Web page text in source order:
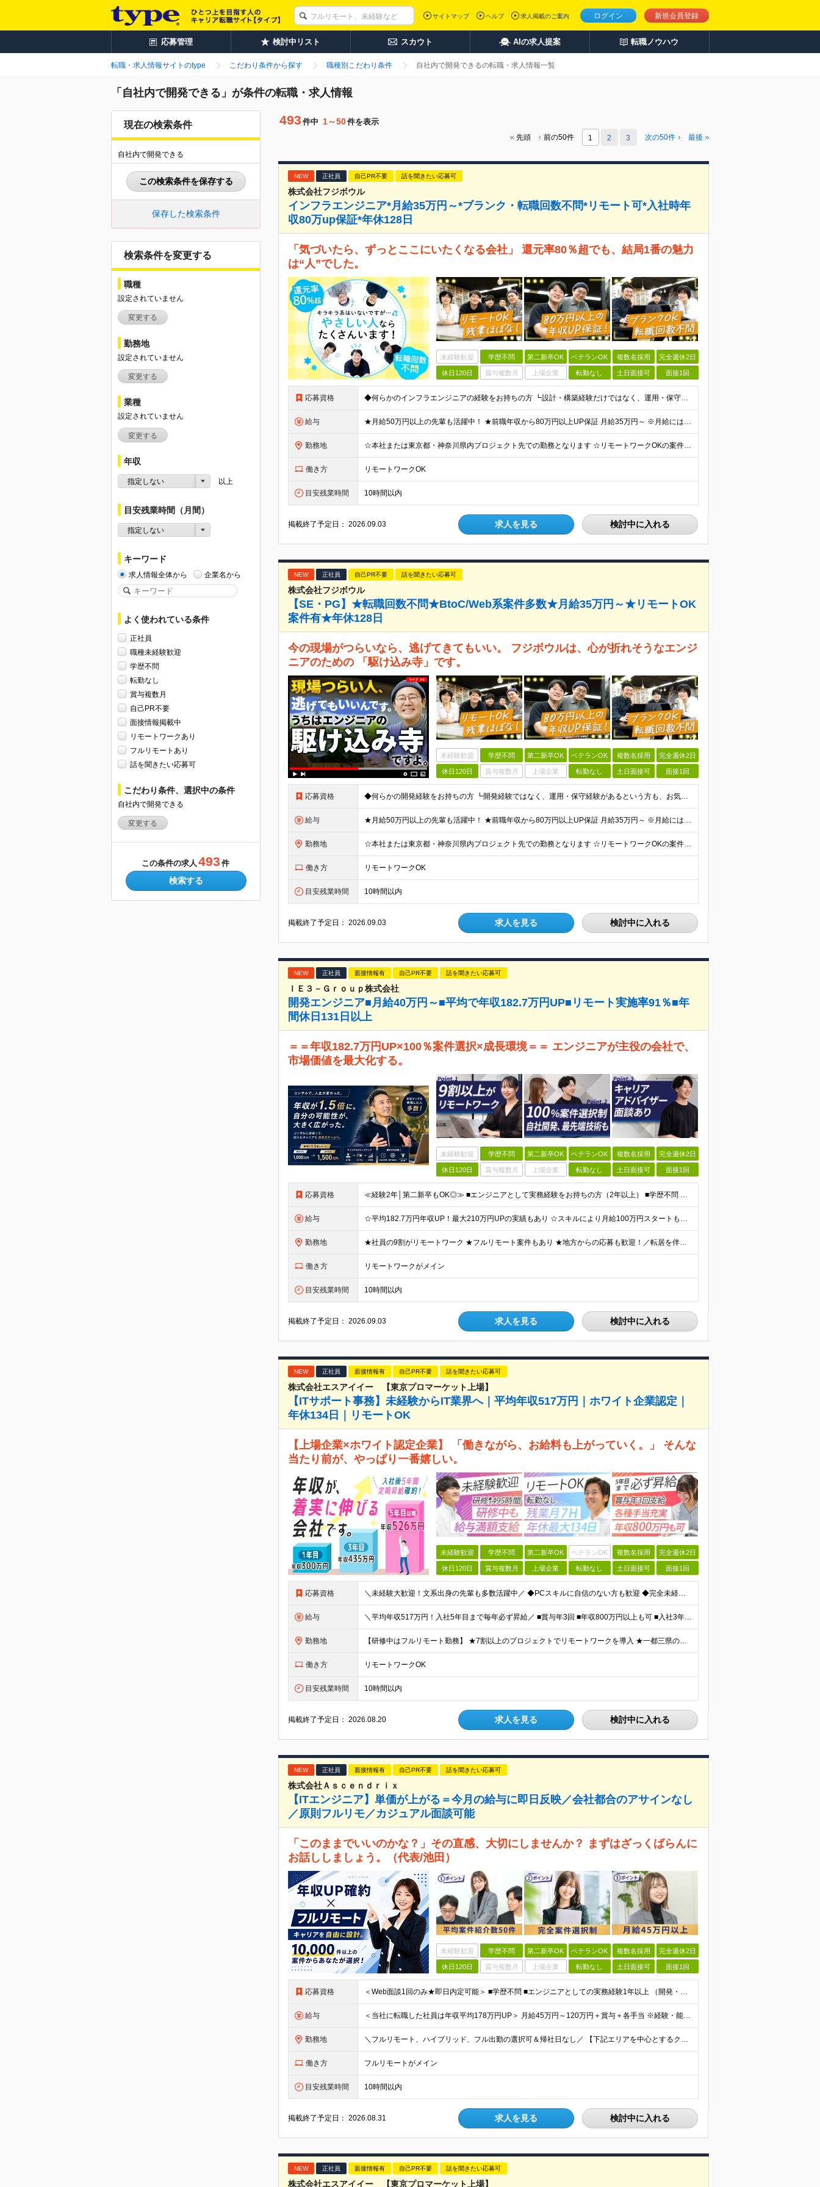
ログイン 新規会員登録
サイトマップ ヘルプ 求人掲載のご案内
応募管理 検討中リスト スカウト AIの求人提案 転職ノウハウ
転職・求人情報サイトのtype こだわり条件から探す 職種別こだわり条件 自社内で開発できるの転職・求人情報一覧
「自社内で開発できる」が条件の転職・求人情報
現在の検索条件
自社内で開発できる
この検索条件を保存する
保存した検索条件
検索条件を変更する
職種
設定されていません
変更する
勤務地
設定されていません
変更する
業種
設定されていません
変更する
年収
指定しない 以上
目安残業時間（月間）
指定しない
キーワード
求人情報全体から 企業名から
よく使われている条件
正社員
職種未経験歓迎
学歴不問
転勤なし
賞与複数月
自己PR不要
面接情報掲載中
リモートワークあり
フルリモートあり
話を聞きたい応募可
こだわり条件、選択中の条件
自社内で開発できる
変更する
この条件の求人 493 件
検索する
493 件中 1～50件を表示
先頭 前の50件 1 2 3 次の50件 最後
NEW 正社員 自己PR不要 話を聞きたい応募可
株式会社フジボウル
インフラエンジニア*月給35万円～*ブランク・転職回数不問*リモート可*入社時年
収80万up保証*年休128日
「気づいたら、ずっとここにいたくなる会社」 還元率80％超でも、結局1番の魅力
は“人”でした。
未経験歓迎 学歴不問 第二新卒OK ベテランOK 複数名採用 完全週休2日
休日120日 賞与複数月 上場企業 転勤なし 土日面接可 面接1回
応募資格 ◆何らかのインフラエンジニアの経験をお持ちの方 ┗設計・構築経験だけではなく、運用・保守経験があるという方も、お気軽にご応募ください！ ┗ブランク・転職回数は不問です！ ┗ネガティブな応募理由も歓迎で
給与 ★月給50万円以上の先輩も活躍中！ ★前職年収から80万円以上UP保証 月給35万円～ ※月給には固定残業代を含む(月20時間分/2万6000円～/超過分別途支給） ※残業がなくても上記支給(基本残
勤務地 ☆本社または東京都・神奈川県内プロジェクト先での勤務となります ☆リモートワークOKの案件も多数あります(応相談) ☆転居を伴う転勤はありません ☆九州地方、北陸地方、北海道からの転職者も多数在籍！/
働き方 リモートワークOK
目安残業時間 10時間以内
掲載終了予定日：2026.09.03 求人を見る 検討中に入れる
NEW 正社員 自己PR不要 話を聞きたい応募可
株式会社フジボウル
【SE・PG】★転職回数不問★BtoC/Web系案件多数★月給35万円～★リモートOK
案件有★年休128日
今の現場がつらいなら、逃げてきてもいい。 フジボウルは、心が折れそうなエンジ
ニアのための 「駆け込み寺」です。
未経験歓迎 学歴不問 第二新卒OK ベテランOK 複数名採用 完全週休2日
休日120日 賞与複数月 上場企業 転勤なし 土日面接可 面接1回
応募資格 ◆何らかの開発経験をお持ちの方 ┗開発経験ではなく、運用・保守経験があるという方も、お気軽にご応募ください！ ┗ブランク・転職回数は不問です！ ┗ネガティブな応募理由も歓迎です！ ※学歴不問 ☆活か
給与 ★月給50万円以上の先輩も活躍中！ ★前職年収から80万円以上UP保証 月給35万円～ ※月給には固定残業代を含む(月20時間分/2万6000円～/超過分別途支給） ※残業がなくても上記支給(基本残
勤務地 ☆本社または東京都・神奈川県内プロジェクト先での勤務となります ☆リモートワークOKの案件も多数あります(応相談) ☆転居を伴う転勤はありません ☆九州地方、北陸地方、北海道からの転職者も多数在籍！/
働き方 リモートワークOK
目安残業時間 10時間以内
掲載終了予定日：2026.09.03 求人を見る 検討中に入れる
NEW 正社員 面接情報有 自己PR不要 話を聞きたい応募可
ＩＥ３－Ｇｒｏｕｐ株式会社
開発エンジニア■月給40万円～■平均で年収182.7万円UP■リモート実施率91％■年
間休⽇131⽇以上
＝＝年収182.7万円UP×100％案件選択×成長環境＝＝ エンジニアが主役の会社で、
市場価値を最大化する。
未経験歓迎 学歴不問 第二新卒OK ベテランOK 複数名採用 完全週休2日
休日120日 賞与複数月 上場企業 転勤なし 土日面接可 面接1回
応募資格 ≪経験2年│第二新卒もOK◎≫ ■エンジニアとして実務経験をお持ちの方（2年以上） ■学歴不問 ＼意欲重視の採用です／ 「経歴に自信がない」という方も、 "今後挑戦したいこと""スキルアップしたいこ
給与 ☆平均182.7万円年収UP！最大210万円UPの実績もあり ☆スキルにより月給100万円スタートも可能◎ 月給40万円～100万円＋決算賞与＋各種手当 ～給与イメージ～ ■経験2年以上…月給40
勤務地 ★社員の9割がリモートワーク ★フルリモート案件もあり ★地方からの応募も歓迎！／転居を伴う転勤なし 東京23区を中心としたプロジェクト先での勤務です。 ～～～～～～～～～～～ 【東京⇒地方へUタ
働き方 リモートワークがメイン
目安残業時間 10時間以内
掲載終了予定日：2026.09.03 求人を見る 検討中に入れる
NEW 正社員 面接情報有 自己PR不要 話を聞きたい応募可
株式会社エスアイイー 【東京プロマーケット上場】
【ITサポート事務】未経験からIT業界へ｜平均年収517万円｜ホワイト企業認定｜
年休134日｜リモートOK
【上場企業×ホワイト認定企業】 「働きながら、お給料も上がっていく。」 そんな
当たり前が、やっぱり一番嬉しい。
未経験歓迎 学歴不問 第二新卒OK ベテランOK 複数名採用 完全週休2日
休日120日 賞与複数月 上場企業 転勤なし 土日面接可 面接1回
応募資格 ＼未経験大歓迎！文系出身の先輩も多数活躍中／ ◆PCスキルに自信のない方も歓迎 ◆完全未経験OK ◆社会人デビューもOK ◆学歴不問 「働きながら少しずつ専門スキルを身につけたい」という意欲重視の採
給与 ＼平均年収517万円！入社5年目まで毎年必ず昇給／ ■賞与年3回 ■年収800万円以上も可 ■入社3年以上の平均年収469.2万円 月給23万2000円以上＋賞与年3回＋各種手当 ☆入社5年目まで最
勤務地 【研修中はフルリモート勤務】 ★7割以上のプロジェクトでリモートワークを導入 ★一都三県のプロジェクト先 ★転居を伴う転勤なし ＜プロジェクト先＞ 東京・神奈川・千葉・埼玉でのプロジェクト先にて勤務
働き方 リモートワークOK
目安残業時間 10時間以内
掲載終了予定日：2026.08.20 求人を見る 検討中に入れる
NEW 正社員 面接情報有 自己PR不要 話を聞きたい応募可
株式会社Ａｓｃｅｎｄｒｉｘ
【ITエンジニア】単価が上がる＝今月の給与に即日反映／会社都合のアサインなし
／原則フルリモ／カジュアル面談可能
「このままでいいのかな？」その直感、大切にしませんか？ まずはざっくばらんに
お話ししましょう。（代表/池田）
未経験歓迎 学歴不問 第二新卒OK ベテランOK 複数名採用 完全週休2日
休日120日 賞与複数月 上場企業 転勤なし 土日面接可 面接1回
応募資格 ＜Web面談1回のみ★即日内定可能＞ ■学歴不問 ■エンジニアとしての実務経験1年以上 （開発・インフラ・技術・工程など不問）
給与 ＜当社に転職した社員は年収平均178万円UP＞ 月給45万円～120万円＋賞与＋各手当 ※経験・能力などを考慮の上、決定します ※案件の契約内容（月単金など）や昇給、賞与額はすべてシステム上で開示し
勤務地 ＼フルリモート、ハイブリッド、フル出勤の選択可＆帰社日なし／ 【下記エリアを中心とするクライアント先または自宅にて勤務】 ■首都圏：東京・埼玉・千葉・神奈川 ■関西：大阪・兵庫・京都・滋賀・奈良・和
働き方 フルリモートがメイン
目安残業時間 10時間以内
掲載終了予定日：2026.08.31 求人を見る 検討中に入れる
NEW 正社員 面接情報有 自己PR不要 話を聞きたい応募可
株式会社エスアイイー 【東京プロマーケット上場】